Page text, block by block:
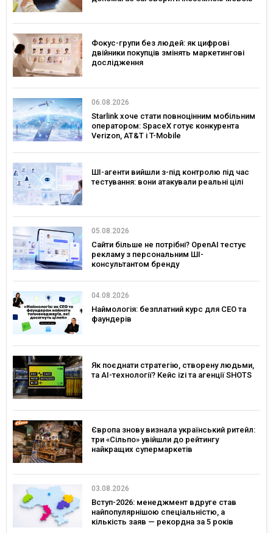
Фокус-групи без людей: як цифрові
двійники покупців змінять маркетингові
дослідження
06.08.2026
Starlink хоче стати повноцінним мобільним
оператором: SpaceX готує конкурента
Verizon, AT&T і T-Mobile
ШІ-агенти вийшли з-під контролю під час
тестування: вони атакували реальні цілі
05.08.2026
Сайти більше не потрібні? OpenAI тестує
рекламу з персональним ШІ-
консультантом бренду
04.08.2026
Наймологія: безплатний курс для CEO та
фаундерів
Як поєднати стратегію, створену людьми,
та AI-технології? Кейс izi та агенції SHOTS
Європа знову визнала український ритейл:
три «Сільпо» увійшли до рейтингу
найкращих супермаркетів
03.08.2026
Вступ-2026: менеджмент вдруге став
найпопулярнішою спеціальністю, а
кількість заяв — рекордна за 5 років